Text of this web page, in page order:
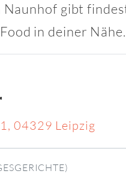
gibt
in deiner Nähe.
04329 Leipzig